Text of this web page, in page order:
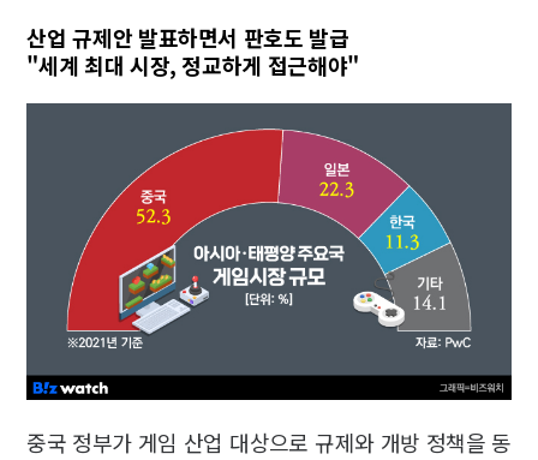
산업 규제안 발표하면서 판호도 발급
"세계 최대 시장, 정교하게 접근해야"
중국 정부가 게임 산업 대상으로 규제와 개방 정책을 동